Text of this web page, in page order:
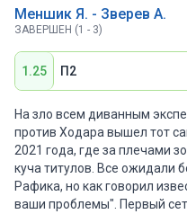
Меншик Я. - Зверев А.
ЗАВЕРШЕН (1 - 3)
1.25 П2
На зло всем диванным
против Ходара вышел тот
2021 года, где за плечами
куча титулов. Все ожидали
Рафика, но как говорил
ваши проблемы". Первый